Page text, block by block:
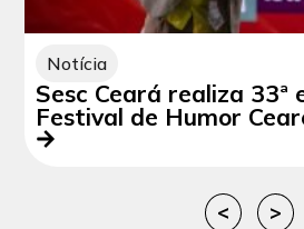
Notícia
Sesc Ceará realiza 33ª
Festival de Humor
< >